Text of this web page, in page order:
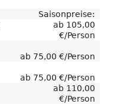
Saisonpreise:
ab 105,00
€/Person
ab 75,00 €/Person
ab 75,00 €/Person
ab 110,00
€/Person